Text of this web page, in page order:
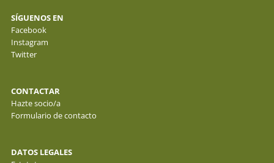
SÍGUENOS EN
Facebook
Instagram
Twitter
CONTACTAR
Hazte socio/a
Formulario de contacto
DATOS LEGALES